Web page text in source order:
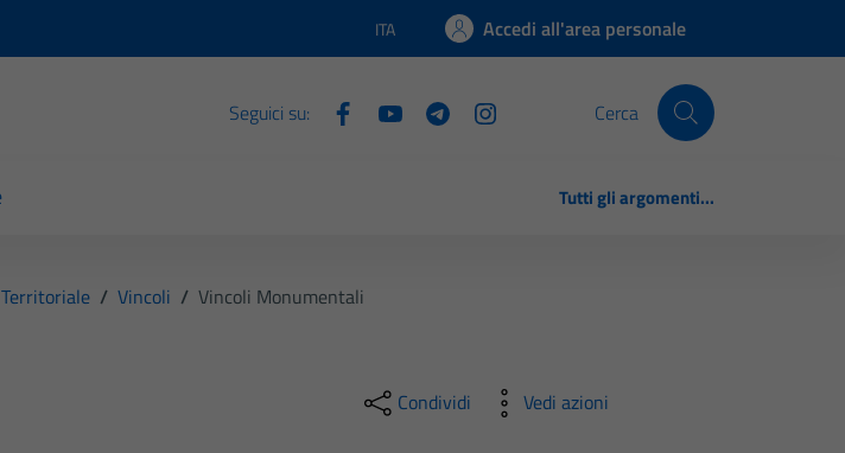
Lingua attiva:
ITA Accedi all'area personale
Seguici su: Cerca
Tutti gli argomenti...
/ Vincoli / Vincoli Monumentali
Condividi Vedi azioni